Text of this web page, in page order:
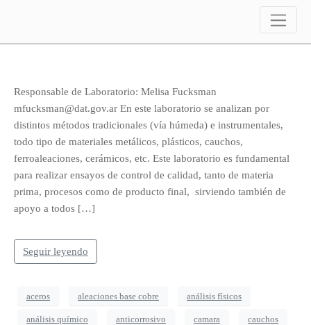
Responsable de Laboratorio: Melisa Fucksman
mfucksman@dat.gov.ar En este laboratorio se analizan por
distintos métodos tradicionales (vía húmeda) e instrumentales,
todo tipo de materiales metálicos, plásticos, cauchos,
ferroaleaciones, cerámicos, etc. Este laboratorio es fundamental
para realizar ensayos de control de calidad, tanto de materia
prima, procesos como de producto final, sirviendo también de
apoyo a todos […]
Seguir leyendo
aceros aleaciones base cobre análisis físicos
análisis químico anticorrosivo camara cauchos